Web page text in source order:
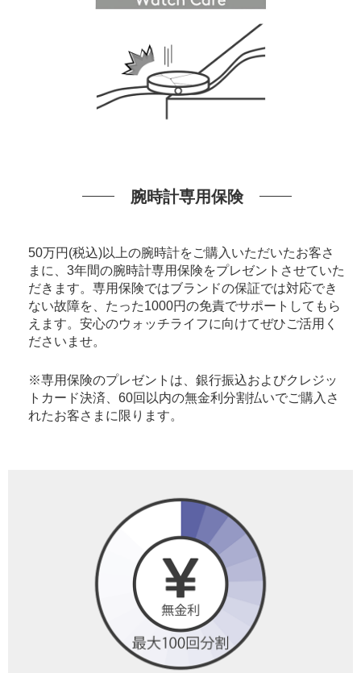
腕時計専用保険
50万円(税込)以上の腕時計をご購入いただいたお客さ
まに、3年間の腕時計専用保険をプレゼントさせていた
だきます。専用保険ではブランドの保証では対応でき
ない故障を、たった1000円の免責でサポートしてもら
えます。安心のウォッチライフに向けてぜひご活用く
ださいませ。
※専用保険のプレゼントは、銀行振込およびクレジッ
トカード決済、60回以内の無金利分割払いでご購入さ
れたお客さまに限ります。